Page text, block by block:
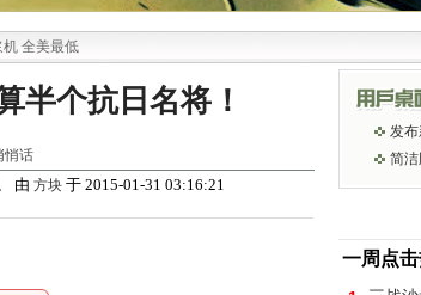
美最低
半个抗日名将！
悄话
由 方块 于 2015-01-31 03:16:21
发
简洁
一周点